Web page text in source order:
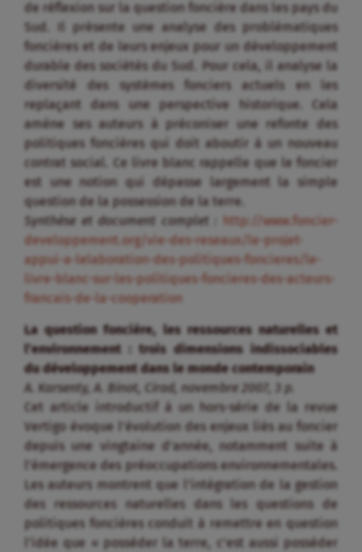
de réflexion sur la question foncière dans les pays du
Sud. Il présente une analyse des problématiques
foncières et de leurs enjeux pour un développement
durable des sociétés du Sud. Pour cela, il analyse la
diversité des systèmes fonciers actuels en les
replaçant dans une perspective historique. Cela
amène ses auteurs à préconiser une refonte des
politiques foncières qui doit aboutir à un nouveau
contrat social. Ce livre blanc rappelle que le foncier
est une notion qui dépasse largement la simple
question de la possession de la terre.
Synthèse et document complet :
http://www.foncier-
developpement.org/vie-des-reseaux/le-projet-
appui-a-lelaboration-des-politiques-foncieres/le-
livre-blanc-sur-les-politiques-foncieres-des-acteurs-
francais-de-la-cooperation
La question foncière, les ressources naturelles et
l’environnement : trois dimensions indissociables
du développement dans le monde contemporain
A. Karsenty, A. Binot, Cirad, novembre 2007, 3 p.
Cet article introductif à un hors-série de la revue
Vertigo évoque l’évolution des enjeux liés au foncier
depuis une vingtaine d’année, notamment suite à
l’émergence des préoccupations environnementales.
Les auteurs montrent que l’intégration de la gestion
des ressources naturelles dans les questions de
politiques foncières conduit à remettre en question
l’idée que « posséder la terre, c’est aussi posséder